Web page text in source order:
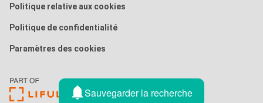
Sauvegarder la recherche
Politique relative aux cookies
Politique de confidentialité
Paramètres des cookies